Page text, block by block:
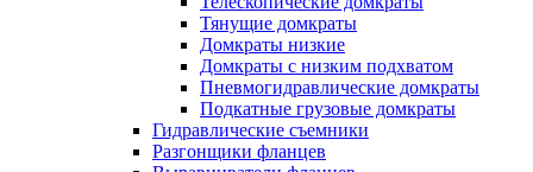
Тянущие домкраты
Домкраты низкие
Домкраты с низким подхватом
Пневмогидравлические домкраты
Подкатные грузовые домкраты
Гидравлические съемники
Разгонщики фланцев